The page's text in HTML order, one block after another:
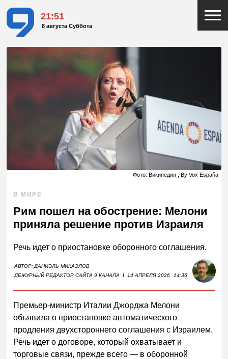
21:51
8 августа Суббота
Фото: Википедия , By Vox España
В МИРЕ
Рим пошел на обострение: Мелони
приняла решение против Израиля
Речь идет о приостановке оборонного соглашения.
АВТОР:ДАНИЭЛЬ МИКАЭЛОВ
ДЕЖУРНЫЙ РЕДАКТОР САЙТА 9 КАНАЛА
I 14 АПРЕЛЯ 2026 14:36
Премьер-министр Италии Джорджа Мелони
объявила о приостановке автоматического
продления двухстороннего соглашения с Израилем.
Речь идет о договоре, который охватывает и
торговые связи, прежде всего — в оборонной